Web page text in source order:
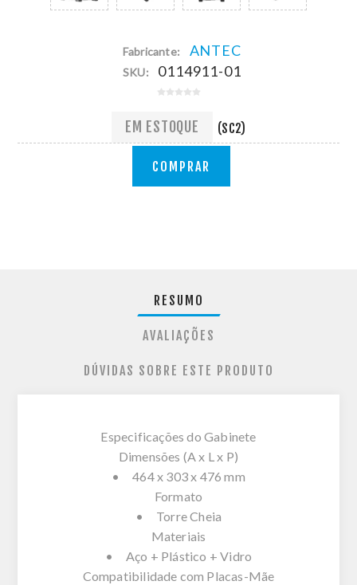
Fabricante: ANTEC
SKU: 0114911-01
EM ESTOQUE (SC2)
COMPRAR
RESUMO
AVALIAÇÕES
DÚVIDAS SOBRE ESTE PRODUTO
Especificações do Gabinete
Dimensões (A x L x P)
• 464 x 303 x 476 mm
Formato
• Torre Cheia
Materiais
• Aço + Plástico + Vidro
Compatibilidade com Placas-Mãe